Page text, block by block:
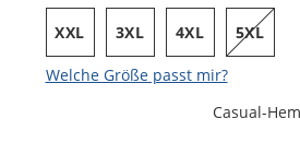
XXL 3XL 4XL 5XL
Welche Größe passt mir?
Casual-